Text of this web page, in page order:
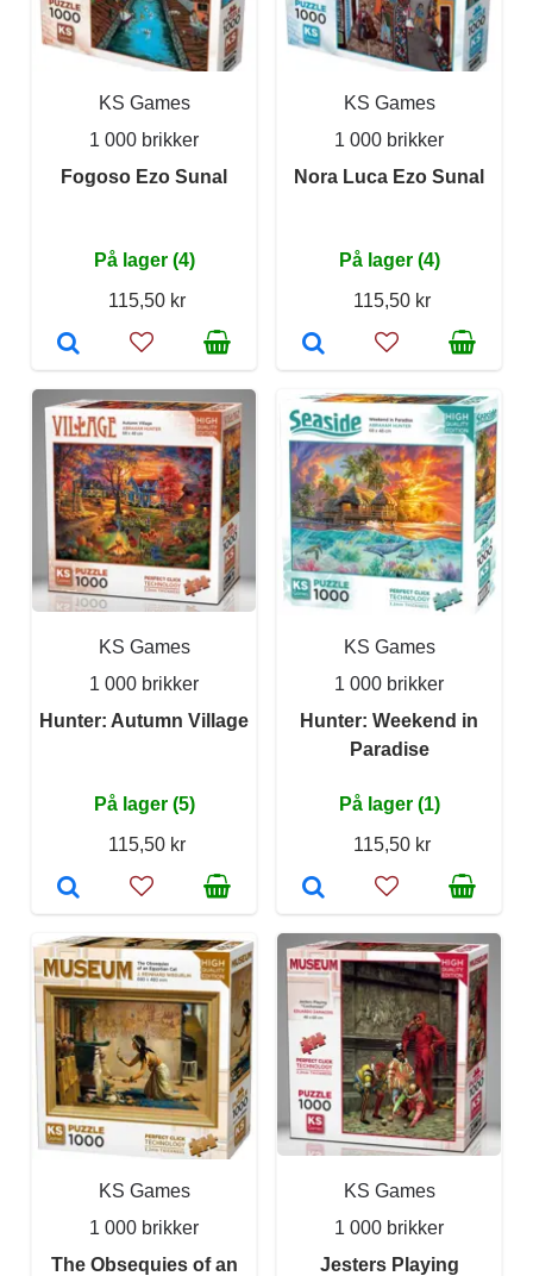
KS Games
1 000 brikker
Fogoso Ezo Sunal
På lager (4)
115,50 kr
KS Games
1 000 brikker
Nora Luca Ezo Sunal
På lager (4)
115,50 kr
KS Games
1 000 brikker
Hunter: Autumn Village
På lager (5)
115,50 kr
KS Games
1 000 brikker
Hunter: Weekend in
Paradise
På lager (1)
115,50 kr
KS Games
1 000 brikker
The Obsequies of an
KS Games
1 000 brikker
Jesters Playing